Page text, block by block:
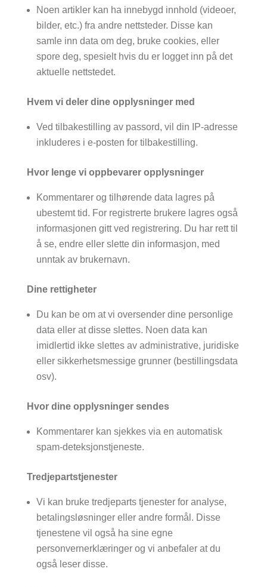
Noen artikler kan ha innebygd innhold (videoer,
bilder, etc.) fra andre nettsteder. Disse kan
samle inn data om deg, bruke cookies, eller
spore deg, spesielt hvis du er logget inn på det
aktuelle nettstedet.
Hvem vi deler dine opplysninger med
Ved tilbakestilling av passord, vil din IP-adresse
inkluderes i e-posten for tilbakestilling.
Hvor lenge vi oppbevarer opplysninger
Kommentarer og tilhørende data lagres på
ubestemt tid. For registrerte brukere lagres også
informasjonen gitt ved registrering. Du har rett til
å se, endre eller slette din informasjon, med
unntak av brukernavn.
Dine rettigheter
Du kan be om at vi oversender dine personlige
data eller at disse slettes. Noen data kan
imidlertid ikke slettes av administrative, juridiske
eller sikkerhetsmessige grunner (bestillingsdata
osv).
Hvor dine opplysninger sendes
Kommentarer kan sjekkes via en automatisk
spam-deteksjonstjeneste.
Tredjepartstjenester
Vi kan bruke tredjeparts tjenester for analyse,
betalingsløsninger eller andre formål. Disse
tjenestene vil også ha sine egne
personvernerklæringer og vi anbefaler at du
også leser disse.